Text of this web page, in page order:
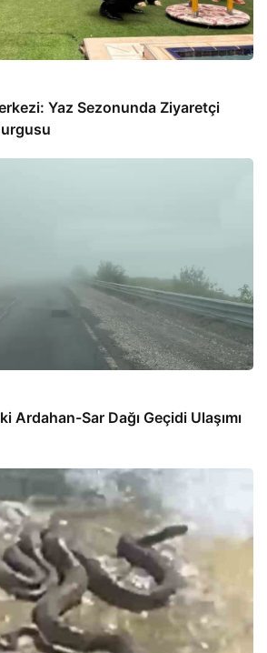
Yaz Sezonunda Ziyaretçi
Ardahan-Sar Dağı Geçidi Ulaşımı